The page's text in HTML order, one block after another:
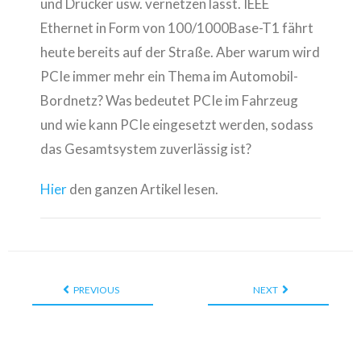
und Drucker usw. vernetzen lässt. IEEE
Ethernet in Form von 100/1000Base-T1 fährt
heute bereits auf der Straße. Aber warum wird
PCIe immer mehr ein Thema im Automobil-
Bordnetz? Was bedeutet PCIe im Fahrzeug
und wie kann PCIe eingesetzt werden, sodass
das Gesamtsystem zuverlässig ist?
Hierden ganzen Artikel lesen.
PREVIOUS NEXT